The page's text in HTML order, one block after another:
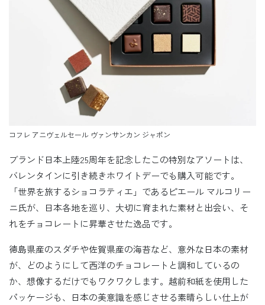
コフレ アニヴェルセール ヴァンサンカン ジャポン
ブランド日本上陸25周年を記念したこの特別なアソートは、
バレンタインに引き続きホワイトデーでも購入可能です。
「世界を旅するショコラティエ」であるピエール マルコリー
ニ氏が、日本各地を巡り、大切に育まれた素材と出会い、そ
れをチョコレートに昇華させた逸品です。
徳島県産のスダチや佐賀県産の海苔など、意外な日本の素材
が、どのようにして西洋のチョコレートと調和しているの
か、想像するだけでもワクワクします。越前和紙を使用した
パッケージも、日本の美意識を感じさせる素晴らしい仕上が